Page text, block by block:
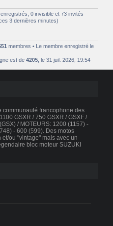
0 invisible et 73 invités
3 dernières minutes)
membres • Le membre enregistré le
est de4205 , le 31 juil. 2026, 19:54
communauté francophone des
GSXR / 750 GSXR / GSXF /
/ MOTEURS: 1200 (1157) -
- 600 (599). Des motos
ou "vintage" mais avec un
bloc moteur SUZUKI